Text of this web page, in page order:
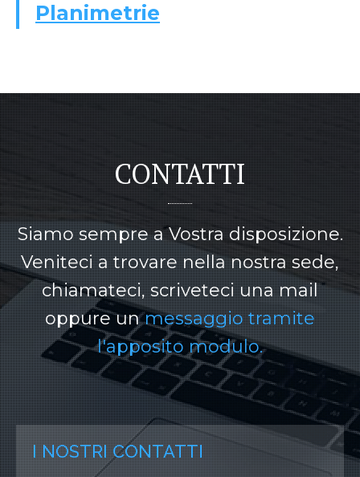
Planimetrie
CONTATTI
Siamo sempre a Vostra disposizione.
Veniteci a trovare nella nostra sede,
chiamateci, scriveteci una mail
oppure unmessaggio tramite
l'apposito modulo.
I NOSTRI CONTATTI